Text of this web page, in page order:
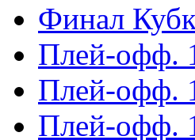
Финал
Плей-офф.
Плей-офф.
Плей-офф.